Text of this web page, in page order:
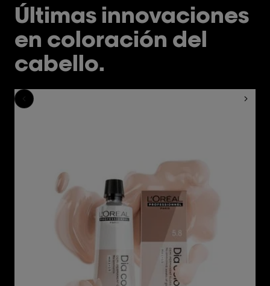
Últimas innovaciones
en coloración del
cabello.